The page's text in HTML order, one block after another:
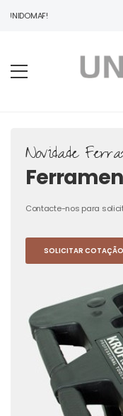
Novidade
Contacte-nos para
SOLICITAR COTAÇÃO